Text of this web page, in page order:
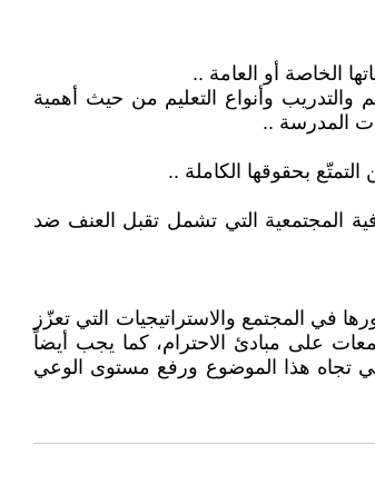
الخاصة أو العامة ..
والتدريب وأنواع التعليم من حيث أهمية
المدرسة ..
بحقوقها الكاملة ..
المجتمعية التي تشمل تقبل العنف ضد
في المجتمع والاستراتيجيات التي تعزّز
على مبادئ الاحترام، كما يجب أيضاً
تجاه هذا الموضوع ورفع مستوى الوعي